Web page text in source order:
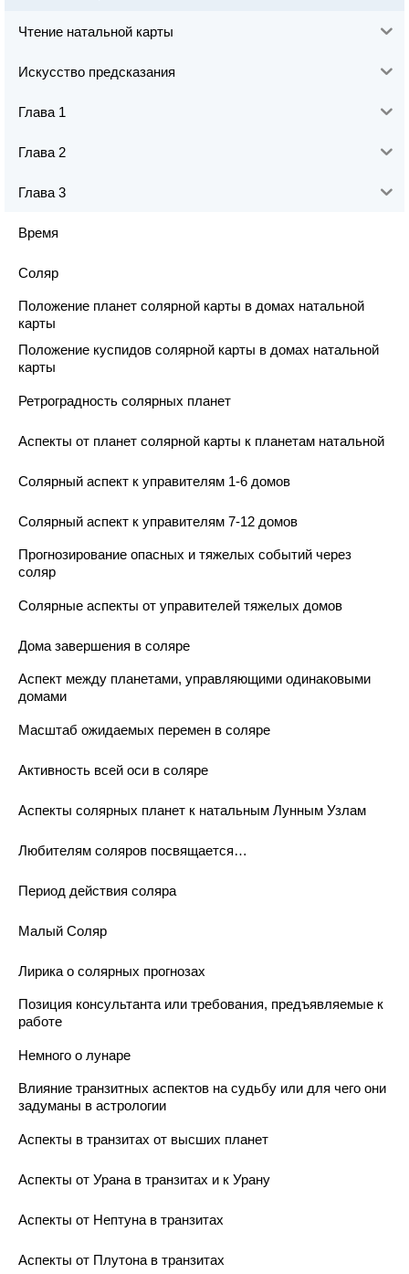
Чтение натальной карты
Искусство предсказания
Глава 1
Глава 2
Глава 3
Время
Соляр
Положение планет солярной карты в домах натальной
карты
Положение куспидов солярной карты в домах натальной
карты
Ретроградность солярных планет
Аспекты от планет солярной карты к планетам натальной
Солярный аспект к управителям 1-6 домов
Солярный аспект к управителям 7-12 домов
Прогнозирование опасных и тяжелых событий через
соляр
Солярные аспекты от управителей тяжелых домов
Дома завершения в соляре
Аспект между планетами, управляющими одинаковыми
домами
Масштаб ожидаемых перемен в соляре
Активность всей оси в соляре
Аспекты солярных планет к натальным Лунным Узлам
Любителям соляров посвящается…
Период действия соляра
Малый Соляр
Лирика о солярных прогнозах
Позиция консультанта или требования, предъявляемые к
работе
Немного о лунаре
Влияние транзитных аспектов на судьбу или для чего они
задуманы в астрологии
Аспекты в транзитах от высших планет
Аспекты от Урана в транзитах и к Урану
Аспекты от Нептуна в транзитах
Аспекты от Плутона в транзитах